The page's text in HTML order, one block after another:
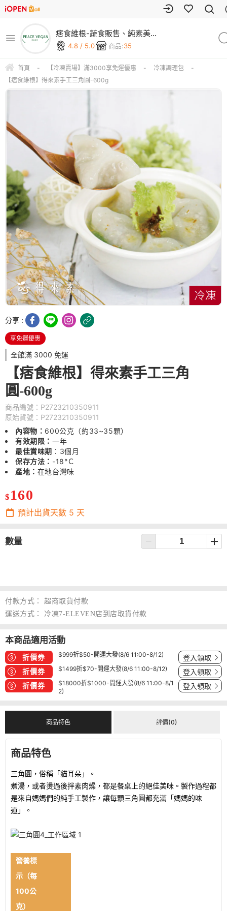
痞食維根-蔬食販售、純素美
食、素食商城
4.8 / 5.0 商品:35
首頁 - 【冷凍賣場】滿3000享免運優惠 - 冷凍調理包
-
【痞食維根】得來素手工三角圓-600g
分享 :
享免運優惠
全館滿 3000 免運
【痞食維根】得來素手工三角
圓-600g
商品編號：P2723210350911
原始貨號：P2723210350911
內容物： 600公克（約33~35顆）
有效期限： 一年
最佳賞味期 ：3個月
保存方法： -18°Ｃ
產地： 在地台灣味
$ 160
預計出貨天數 5 天
數量
付款方式：
超商取貨付款
運送方式：
冷凍7-ELEVEN店到店取貨付款
本商品適用活動
折價券 $999折$50-開運大發(8/6 11:00-8/12) 登入領取
折價券 $1499折$70-開運大發(8/6 11:00-8/12) 登入領取
折價券
$18000折$1000-開運大發(8/6 11:00-8/1
2)
登入領取
商品特色 評價(0)
商品特色
三角圓，俗稱「貓耳朵」。
煮湯，或者燙過後拌素肉燥，都是餐桌上的絕佳美味。製作過程都
是來自媽媽們的純手工製作，讓每顆三角圓都充滿「媽媽的味
道」。
營養標
示（每
100公
克）